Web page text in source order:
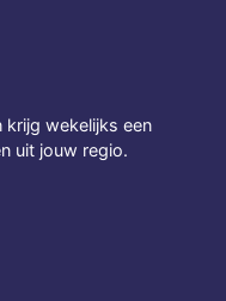
krijg wekelijks een
uit jouw regio.